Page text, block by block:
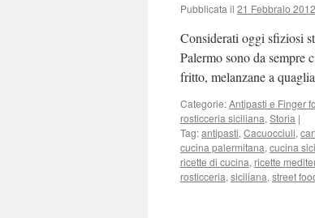
Pubblicata il 21 Febbraio 2012
Considerati oggi sfiziosi
Palermo sono da sempre
fritto, melanzane a
Categorie:Antipasti e Finger
rosticceria siciliana, Storia |
Tag:antipasti, Cacuocciuli,
cucina palermitana, cucina
ricette di cucina, ricette
rosticceria, siciliana, street